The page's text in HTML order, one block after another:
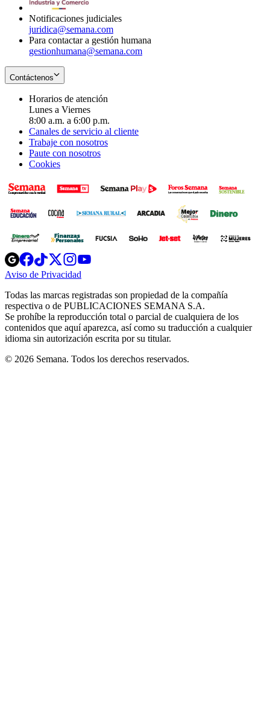
Notificaciones judiciales
juridica@semana.com
Para contactar a gestión humana
gestionhumana@semana.com
Contáctenos
Horarios de atención
Lunes a Viernes
8:00 a.m. a 6:00 p.m.
Canales de servicio al cliente
Trabaje con nosotros
Paute con nosotros
Cookies
Opens
in
new
Opens
in
new
Opens
in
new
window
Opens
new
windowwindow
Aviso de Privacidad
new
window
Todas las marcas registradas son propiedad de la compañía
respectiva o de PUBLICACIONES SEMANA S.A.
Se prohíbe la reproducción total o parcial de cualquiera de los
contenidos que aquí aparezca, así como su traducción a cualquier
idioma sin autorización escrita por su titular.
© 2026 Semana. Todos los derechos reservados.